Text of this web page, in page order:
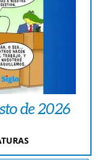
de 2026